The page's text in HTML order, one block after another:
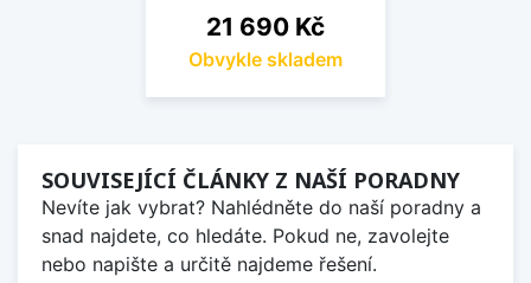
Cena
21 690 Kč
Obvykle skladem
SOUVISEJÍCÍ ČLÁNKY Z NAŠÍ PORADNY
Nevíte jak vybrat? Nahlédněte do naší poradny a
snad najdete, co hledáte. Pokud ne, zavolejte
nebo napište a určitě najdeme řešení.